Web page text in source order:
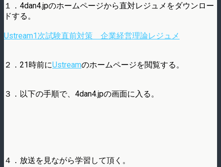
１．4dan4.jpのホームページから直対レジュメをダウンロー
ドする。
Ustream1次試験直前対策 企業経営理論レジュメ
２．21時前にUstreamのホームページを閲覧する。
３．以下の手順で、4dan4.jpの画面に入る。
４．放送を見ながら学習して頂く。